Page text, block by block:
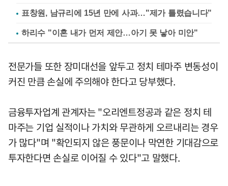
표창원, 남규리에 15년 만에 사과…"제가 틀렸습니다"
하리수 "이혼 내가 먼저 제안…아기 못 낳아 미안"
전문가들 또한 장미대선을 앞두고 정치 테마주 변동성이
커진 만큼 손실에 주의해야 한다고 당부했다.
금융투자업계 관계자는 "오리엔트정공과 같은 정치 테
마주는 기업 실적이나 가치와 무관하게 오르내리는 경우
가 많다"며 "확인되지 않은 풍문이나 막연한 기대감으로
투자한다면 손실로 이어질 수 있다"고 말했다.